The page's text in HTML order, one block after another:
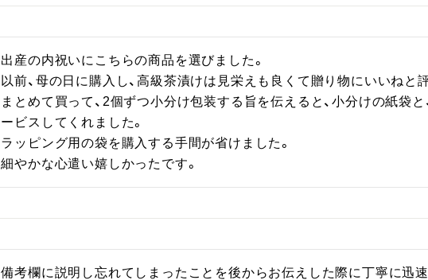
出産の内祝いにこちらの商品を選びました。
以前、母の日に購入し、高級茶漬けは見栄えも良くて贈り物にいいねと
まとめて買って、2個ずつ小分け包装する旨を伝えると、小分けの紙袋
ービスしてくれました。
ラッピング用の袋を購入する手間が省けました。
細やかな心遣い嬉しかったです。
備考欄に説明し忘れてしまったことを後からお伝えした際に丁寧に迅